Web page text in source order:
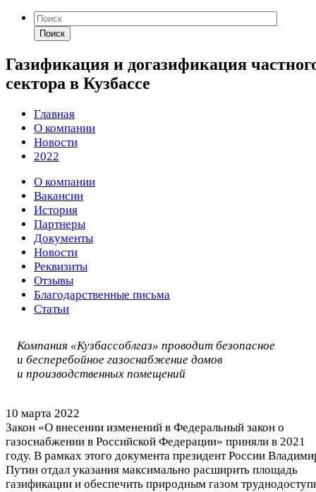
Поиск
Газификация и догазификация
сектора в Кузбассе
Главная
О компании
Новости
2022
О компании
Вакансии
История
Партнеры
Документы
Новости
Реквизиты
Отзывы
Благодарственные письма
Статьи
Компания «Кузбассоблгаз» проводит безопасное
и бесперебойное газоснабжение домов
и производственных помещений
10 марта 2022
Закон «О внесении изменений в Федеральный закон о
газоснабжении в Российской Федерации» приняли в 2021
году. В рамках этого документа президент России
Путин отдал указания максимально расширить площадь
газификации и обеспечить природным газом